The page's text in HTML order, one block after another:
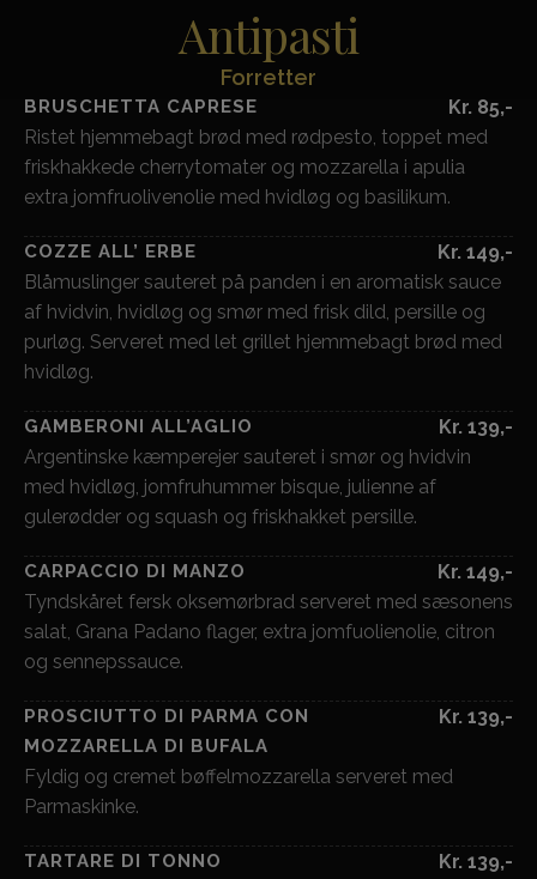
Antipasti
Forretter
BRUSCHETTA CAPRESE
Kr. 85,-
Ristet hjemmebagt brød med rødpesto, toppet med
friskhakkede cherrytomater og mozzarella i apulia
extra jomfruolivenolie med hvidløg og basilikum.
COZZE ALL’ ERBE
Kr. 149,-
Blåmuslinger sauteret på panden i en aromatisk sauce
af hvidvin, hvidløg og smør med frisk dild, persille og
purløg. Serveret med let grillet hjemmebagt brød med
hvidløg.
GAMBERONI ALL’AGLIO
Kr. 139,-
Argentinske kæmperejer sauteret i smør og hvidvin
med hvidløg, jomfruhummer bisque, julienne af
gulerødder og squash og friskhakket persille.
CARPACCIO DI MANZO
Kr. 149,-
Tyndskåret fersk oksemørbrad serveret med sæsonens
salat, Grana Padano flager, extra jomfuolienolie, citron
og sennepssauce.
PROSCIUTTO DI PARMA CON
MOZZARELLA DI BUFALA
Kr. 139,-
Fyldig og cremet bøffelmozzarella serveret med
Parmaskinke.
TARTARE DI TONNO
Kr. 139,-